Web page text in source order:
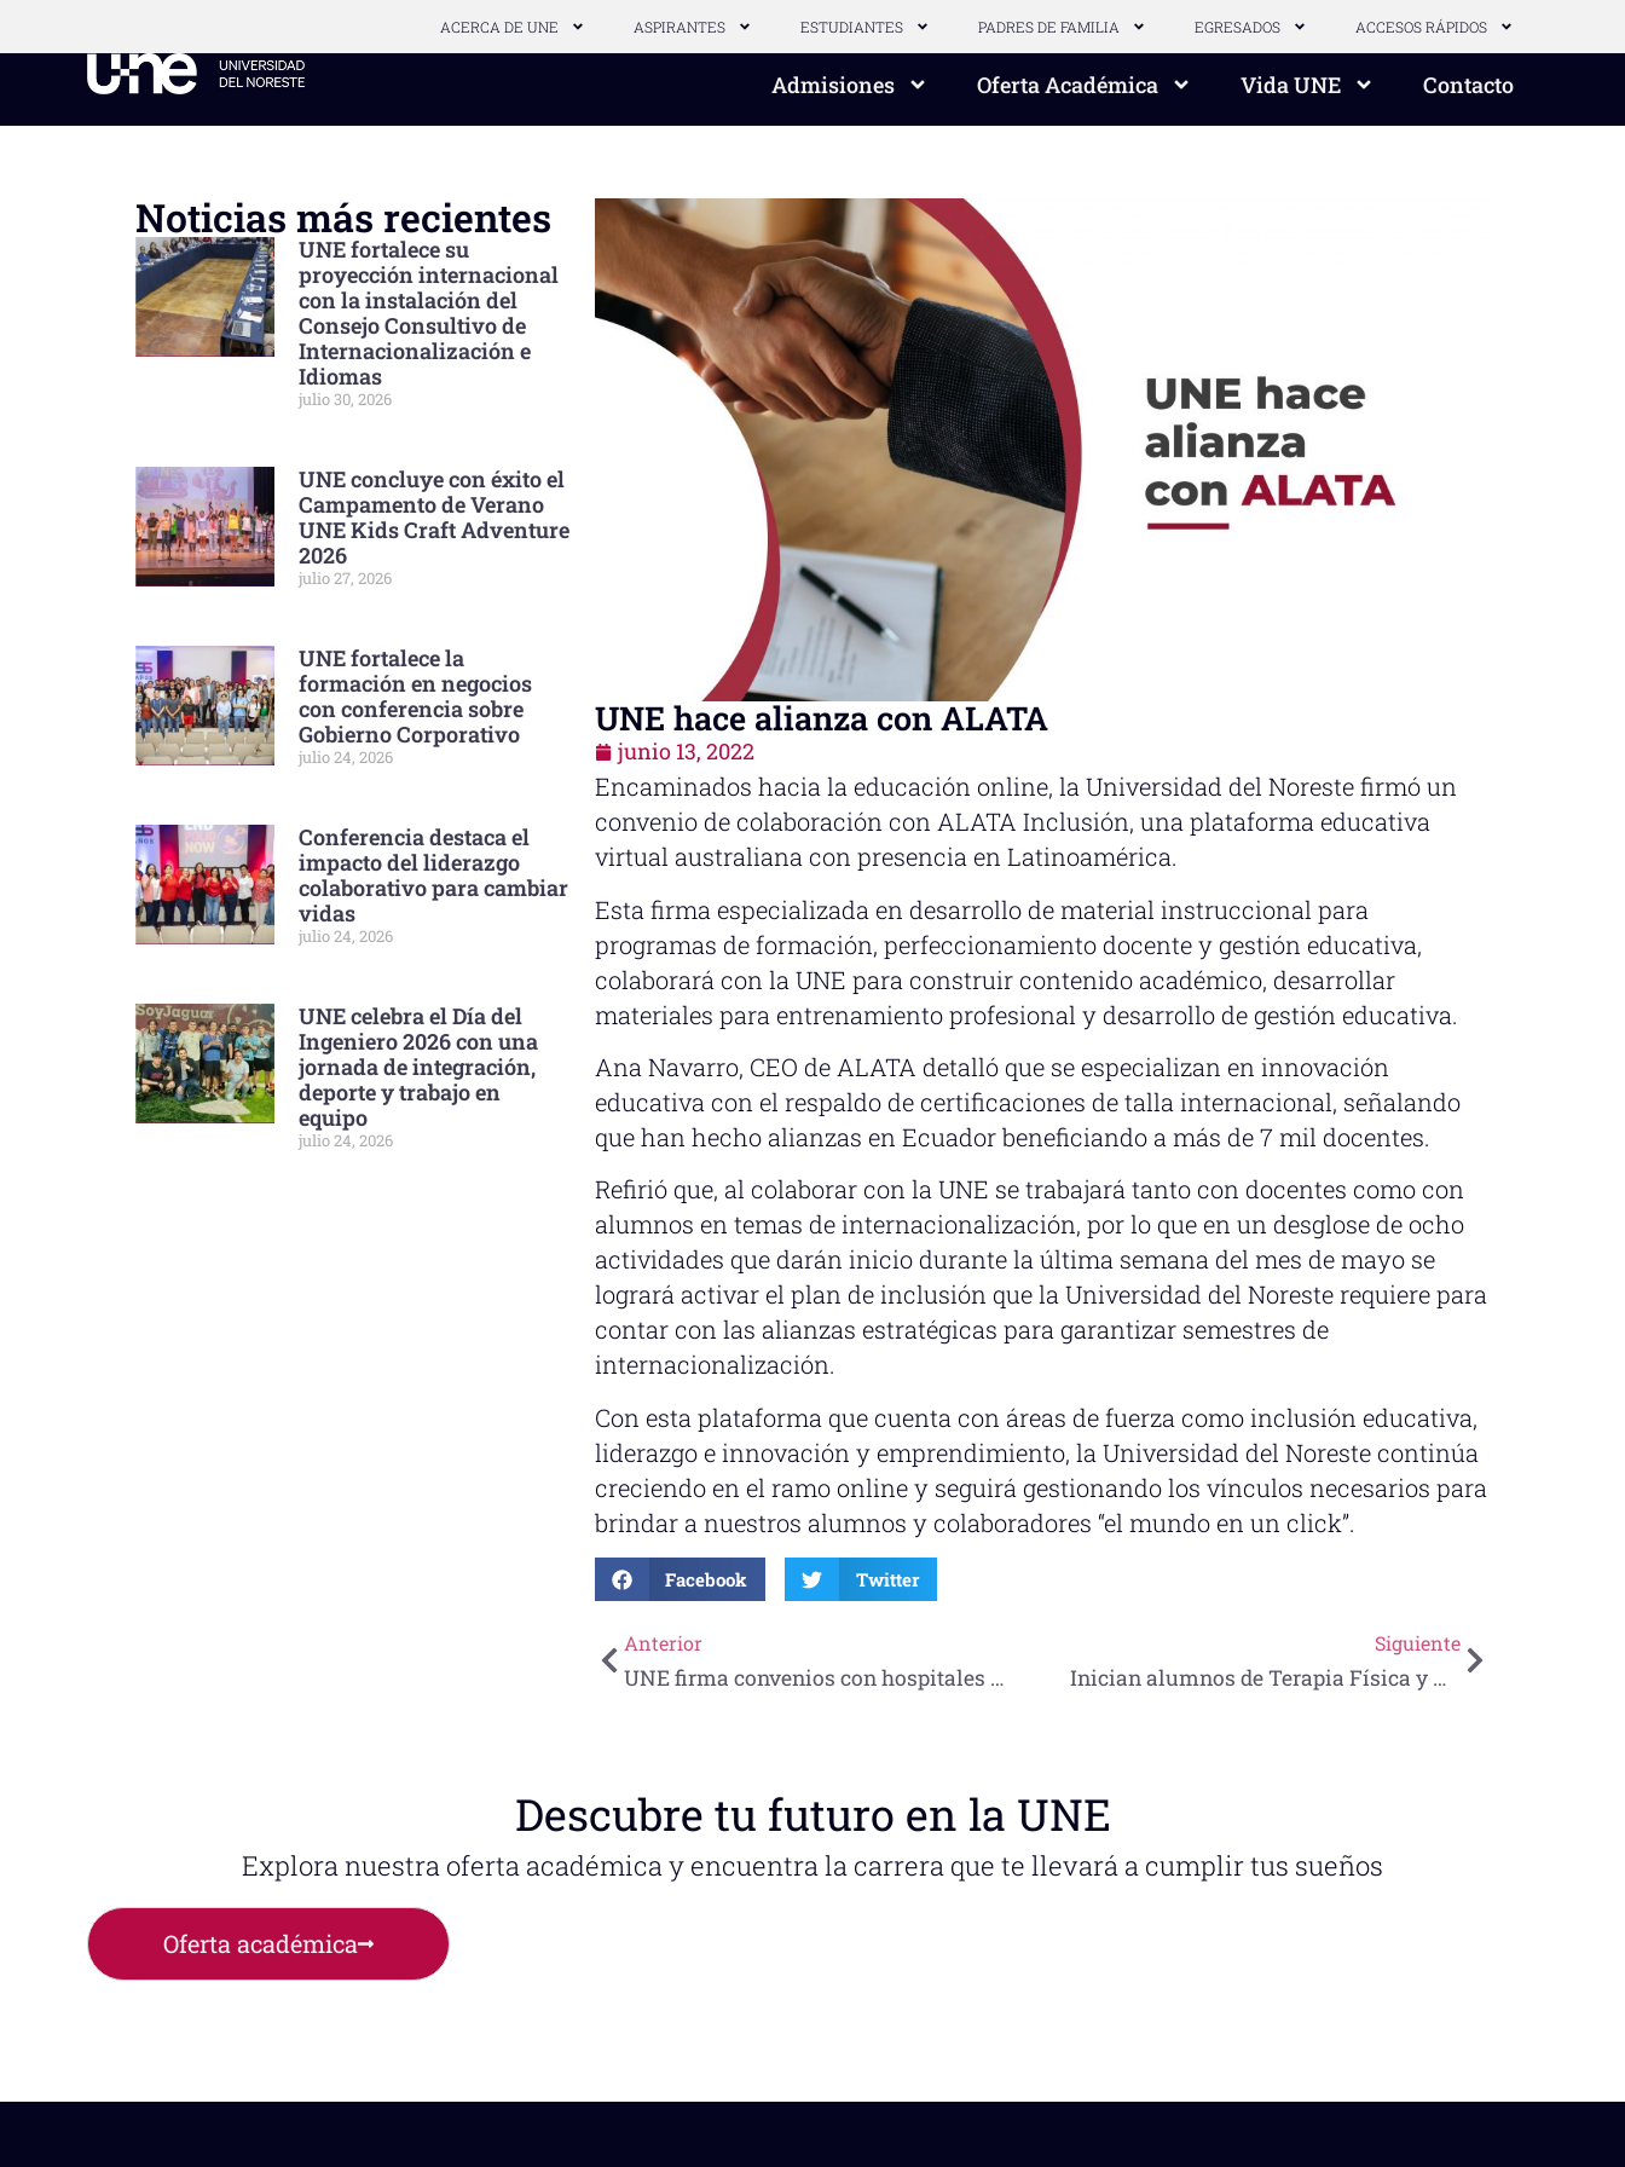
ACERCA DE UNE ASPIRANTES ESTUDIANTES PADRES DE FAMILIA EGRESADOS ACCESOS RÁPIDOS
Admisiones Oferta Académica Vida UNE Contacto
Noticias más recientes
UNE fortalece su
proyección internacional
con la instalación del
Consejo Consultivo de
Internacionalización e
Idiomas
julio 30, 2026
UNE concluye con éxito el
Campamento de Verano
UNE Kids Craft Adventure
2026
julio 27, 2026
UNE fortalece la
formación en negocios
con conferencia sobre
Gobierno Corporativo
julio 24, 2026
Conferencia destaca el
impacto del liderazgo
colaborativo para cambiar
vidas
julio 24, 2026
UNE celebra el Día del
Ingeniero 2026 con una
jornada de integración,
deporte y trabajo en
equipo
julio 24, 2026
UNE hace alianza con ALATA
junio 13, 2022
Encaminados hacia la educación online, la Universidad del Noreste firmó un
convenio de colaboración con ALATA Inclusión, una plataforma educativa
virtual australiana con presencia en Latinoamérica.
Esta firma especializada en desarrollo de material instruccional para
programas de formación, perfeccionamiento docente y gestión educativa,
colaborará con la UNE para construir contenido académico, desarrollar
materiales para entrenamiento profesional y desarrollo de gestión educativa.
Ana Navarro, CEO de ALATA detalló que se especializan en innovación
educativa con el respaldo de certificaciones de talla internacional, señalando
que han hecho alianzas en Ecuador beneficiando a más de 7 mil docentes.
Refirió que, al colaborar con la UNE se trabajará tanto con docentes como con
alumnos en temas de internacionalización, por lo que en un desglose de ocho
actividades que darán inicio durante la última semana del mes de mayo se
logrará activar el plan de inclusión que la Universidad del Noreste requiere para
contar con las alianzas estratégicas para garantizar semestres de
internacionalización.
Con esta plataforma que cuenta con áreas de fuerza como inclusión educativa,
liderazgo e innovación y emprendimiento, la Universidad del Noreste continúa
creciendo en el ramo online y seguirá gestionando los vínculos necesarios para
brindar a nuestros alumnos y colaboradores “el mundo en un click”.
Facebook Twitter
Anterior
UNE firma convenios con hospitales para que alumnos realicen prácticas clínicas
Siguiente
Inician alumnos de Terapia Física y Rehabilitación de la UNE prácticas clínicas en hospitales de la zona
Descubre tu futuro en la UNE
Explora nuestra oferta académica y encuentra la carrera que te llevará a cumplir tus sueños
Oferta académica